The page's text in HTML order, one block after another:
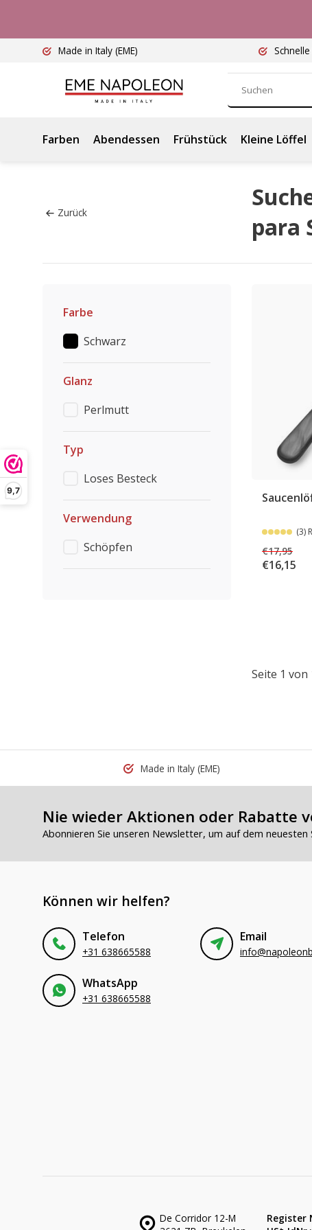
9,7
Made in Italy (EME)
Farben Abendessen Frühstück Kleine Löffel
Zurück
para
Farbe
Schwarz
Glanz
Perlmutt
Typ
Loses Besteck
Verwendung
Schöpfen
(3)
€17,95
€16,15
Seite 1 von
Made in Italy (EME)
Nie wieder Aktionen oder Rabatte
Abonnieren Sie unseren Newsletter, um auf dem neuesten
Können wir helfen?
Telefon
+31 638665588
Email
WhatsApp
+31 638665588
De Corridor 12-M
Register